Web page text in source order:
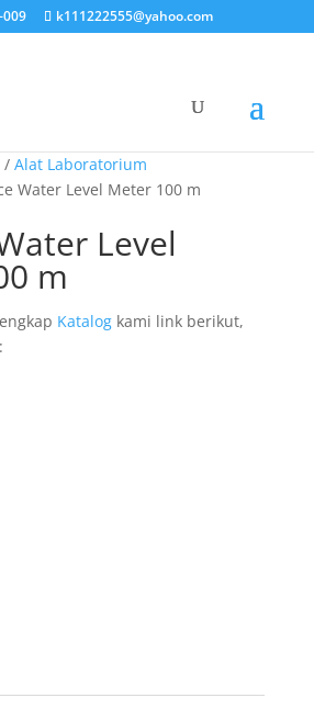
009 k111222555@yahoo.com
/ Alat Laboratorium
Water Level Meter 100 m
Level
m
Katalogkami link berikut,